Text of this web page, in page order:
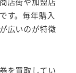
す。毎年購入
広いのが特徴
を買取してい